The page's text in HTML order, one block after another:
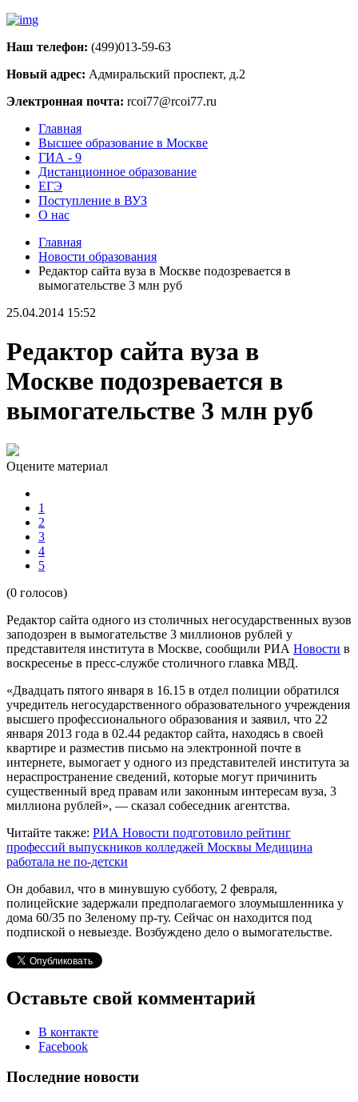
Наш телефон: (499)013-59-63
Новый адрес: Адмиральский проспект, д.2
Электронная почта: rcoi77@rcoi77.ru
Главная
Высшее образование в Москве
ГИА - 9
Дистанционное образование
ЕГЭ
Поступление в ВУЗ
О нас
Главная
Новости образования
Редактор сайта вуза в Москве подозревается в
вымогательстве 3 млн руб
25.04.2014 15:52
Редактор сайта вуза в
Москве подозревается в
вымогательстве 3 млн руб
Оцените материал
1
2
3
4
5
(0 голосов)
Редактор сайта одного из столичных негосударственных вузов
заподозрен в вымогательстве 3 миллионов рублей у
представителя института в Москве, сообщили РИА Новости в
воскресенье в пресс-службе столичного главка МВД.
«Двадцать пятого января в 16.15 в отдел полиции обратился
учредитель негосударственного образовательного учреждения
высшего профессионального образования и заявил, что 22
января 2013 года в 02.44 редактор сайта, находясь в своей
квартире и разместив письмо на электронной почте в
интернете, вымогает у одного из представителей института за
нераспространение сведений, которые могут причинить
существенный вред правам или законным интересам вуза, 3
миллиона рублей», — сказал собеседник агентства.
Читайте также: РИА Новости подготовило рейтинг
профессий выпускников колледжей Москвы Медицина
работала не по-детски
Он добавил, что в минувшую субботу, 2 февраля,
полицейские задержали предполагаемого злоумышленника у
дома 60/35 по Зеленому пр-ту. Сейчас он находится под
подпиской о невыезде. Возбуждено дело о вымогательстве.
Оставьте свой комментарий
В контакте
Facebook
Последние новости